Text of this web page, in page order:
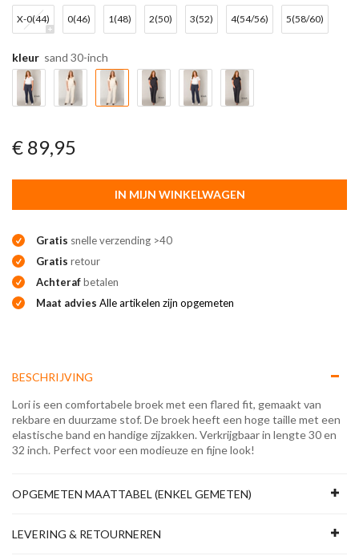
X-0(44) 0(46) 1(48) 2(50) 3(52) 4(54/56) 5(58/60)
kleur sand 30-inch
€ 89,95
IN MIJN WINKELWAGEN
Gratis snelle verzending >40
Gratis retour
Achterafbetalen
Maat advies Alle artikelen zijn opgemeten
BESCHRIJVING
Lori is een comfortabele broek met een flared fit, gemaakt van
rekbare en duurzame stof. De broek heeft een hoge taille met een
elastische band en handige zijzakken. Verkrijgbaar in lengte 30 en
32 inch. Perfect voor een modieuze en fijne look!
OPGEMETEN MAATTABEL (ENKEL GEMETEN)
LEVERING & RETOURNEREN